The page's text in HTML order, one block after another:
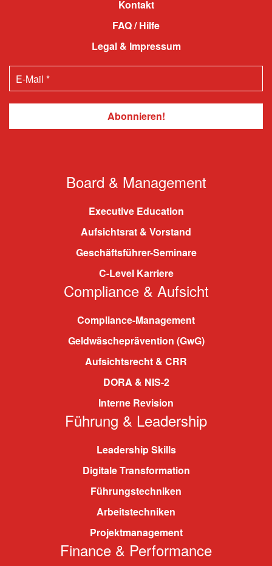
Kontakt
FAQ / Hilfe
Legal & Impressum
Board & Management
Executive Education
Aufsichtsrat & Vorstand
Geschäftsführer-Seminare
C-Level Karriere
Compliance & Aufsicht
Compliance-Management
Geldwäscheprävention (GwG)
Aufsichtsrecht & CRR
DORA & NIS-2
Interne Revision
Führung & Leadership
Leadership Skills
Digitale Transformation
Führungstechniken
Arbeitstechniken
Projektmanagement
Finance & Performance